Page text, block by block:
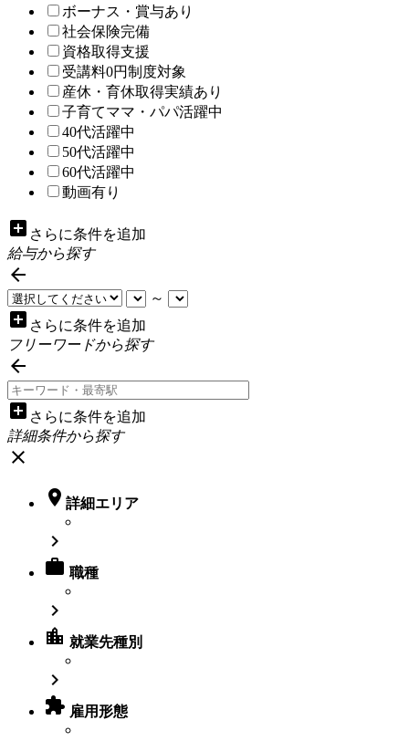
ボーナス・賞与あり
社会保険完備
資格取得支援
受講料0円制度対象
産休・育休取得実績あり
子育てママ・パパ活躍中
40代活躍中
50代活躍中
60代活躍中
動画有り
add_box さらに条件を追加
給与から探す

～
add_box さらに条件を追加
フリーワードから探す

add_box さらに条件を追加
詳細条件から探す
close
 詳細エリア

 職種

location_city 就業先種別

 雇用形態